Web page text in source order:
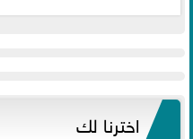
اخترنا لك